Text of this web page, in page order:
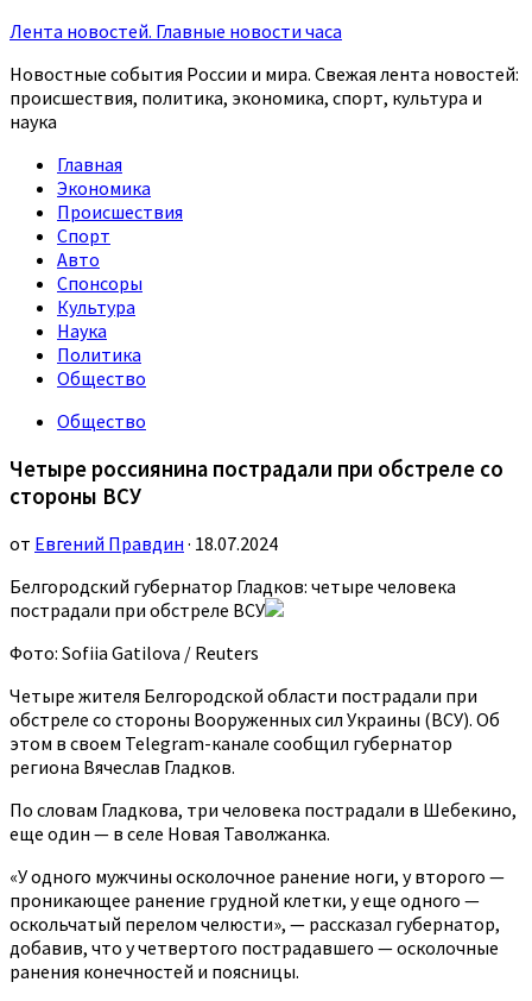
Лента новостей. Главные новости часа
Новостные события России и мира. Свежая лента новостей:
происшествия, политика, экономика, спорт, культура и
наука
Главная
Экономика
Происшествия
Спорт
Авто
Спонсоры
Культура
Наука
Политика
Общество
Общество
Четыре россиянина пострадали при обстреле со
стороны ВСУ
от Евгений Правдин · 18.07.2024
Белгородский губернатор Гладков: четыре человека
пострадали при обстреле ВСУ
Фото: Sofiia Gatilova / Reuters
Четыре жителя Белгородской области пострадали при
обстреле со стороны Вооруженных сил Украины (ВСУ). Об
этом в своем Telegram-канале сообщил губернатор
региона Вячеслав Гладков.
По словам Гладкова, три человека пострадали в Шебекино,
еще один — в селе Новая Таволжанка.
«У одного мужчины осколочное ранение ноги, у второго —
проникающее ранение грудной клетки, у еще одного —
оскольчатый перелом челюсти», — рассказал губернатор,
добавив, что у четвертого пострадавшего — осколочные
ранения конечностей и поясницы.